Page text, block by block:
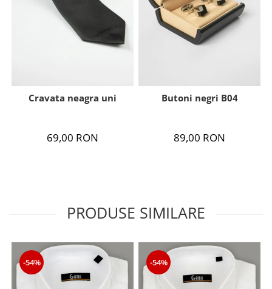
Cravata neagra uni
69,00 RON
Butoni negri B04
89,00 RON
PRODUSE SIMILARE
-54% -54%